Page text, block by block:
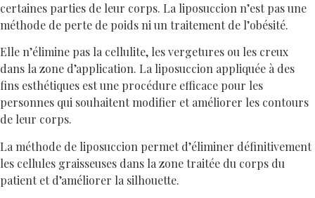
certaines parties de leur corps. La liposuccion n’est pas une
méthode de perte de poids ni un traitement de l’obésité.
Elle n’élimine pas la cellulite, les vergetures ou les creux
dans la zone d’application. La liposuccion appliquée à des
fins esthétiques est une procédure efficace pour les
personnes qui souhaitent modifier et améliorer les contours
de leur corps.
La méthode de liposuccion permet d’éliminer définitivement
les cellules graisseuses dans la zone traitée du corps du
patient et d’améliorer la silhouette.